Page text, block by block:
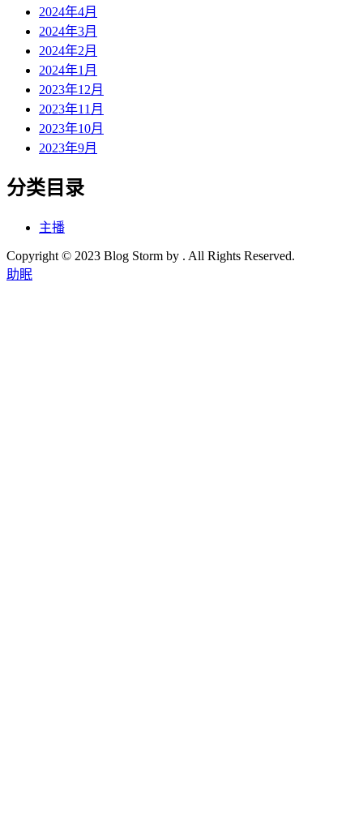
2024年4月
2024年3月
2024年2月
2024年1月
2023年12月
2023年11月
2023年10月
2023年9月
分类目录
主播
Copyright © 2023 Blog Storm by . All Rights Reserved.
助眠